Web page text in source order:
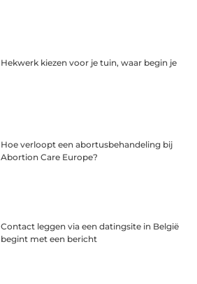
Hekwerk kiezen voor je tuin, waar begin je
Hoe verloopt een abortusbehandeling bij
Abortion Care Europe?
Contact leggen via een datingsite in België
begint met een bericht